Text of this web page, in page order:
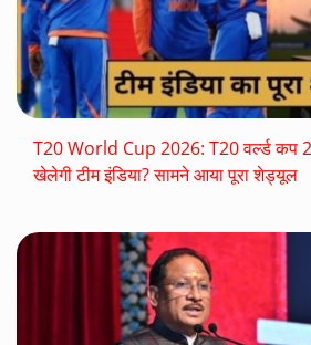
T20 World Cup 2026: T20 वर्ल्ड कप
खेलेगी टीम इंडिया? सामने आया पूरा शेड्यूल